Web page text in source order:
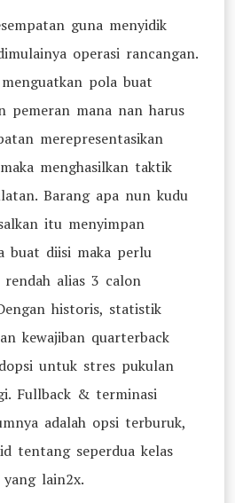
guna menyidik
operasi rancangan.
pola buat
pemeran mana nan harus
merepresentasikan
menghasilkan taktik
Barang apa nun kudu
itu menyimpan
buat diisi maka perlu
alias 3 calon
historis, statistik
kewajiban quarterback
untuk stres pukulan
Fullback & terminasi
adalah opsi terburuk,
tentang seperdua kelas
lain2x.